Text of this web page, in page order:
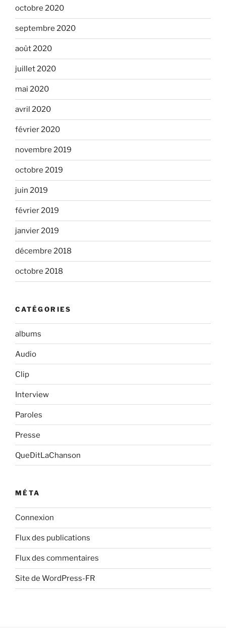
octobre 2020
septembre 2020
août 2020
juillet 2020
mai 2020
avril 2020
février 2020
novembre 2019
octobre 2019
juin 2019
février 2019
janvier 2019
décembre 2018
octobre 2018
CATÉGORIES
albums
Audio
Clip
Interview
Paroles
Presse
QueDitLaChanson
MÉTA
Connexion
Flux des publications
Flux des commentaires
Site de WordPress-FR